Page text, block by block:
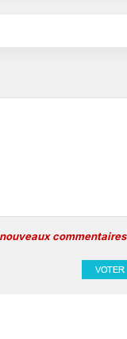
commentaires